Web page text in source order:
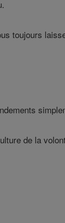
toujours
de la